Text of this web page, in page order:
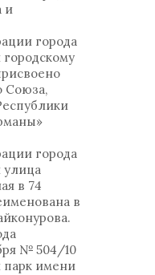
и
города
Союза,
города
улица
в 74
в
№ 504/10
парк имени